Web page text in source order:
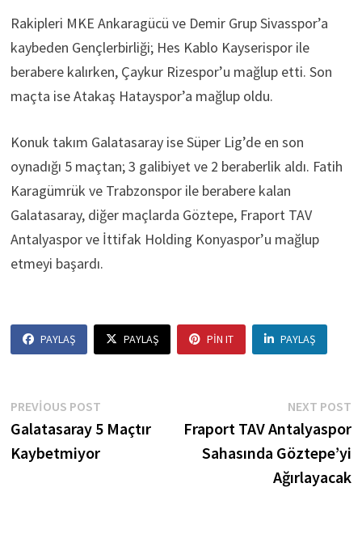
Rakipleri MKE Ankaragücü ve Demir Grup Sivasspor’a
kaybeden Gençlerbirliği; Hes Kablo Kayserispor ile
berabere kalırken, Çaykur Rizespor’u mağlup etti. Son
maçta ise Atakaş Hatayspor’a mağlup oldu.
Konuk takım Galatasaray ise Süper Lig’de en son
oynadığı 5 maçtan; 3 galibiyet ve 2 beraberlik aldı. Fatih
Karagümrük ve Trabzonspor ile berabere kalan
Galatasaray, diğer maçlarda Göztepe, Fraport TAV
Antalyaspor ve İttifak Holding Konyaspor’u mağlup
etmeyi başardı.
PAYLAŞ PAYLAŞ PIN IT PAYLAŞ
Yazı
gezinmesi
PREVIOUS POSTPrevious
post:
Galatasaray 5 Maçtır
Kaybetmiyor
NEXT POST
Fraport TAV Antalyaspor
Sahasında Göztepe’yi
Ağırlayacak